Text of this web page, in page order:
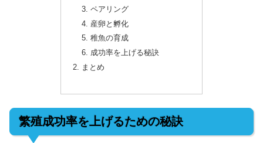
ペアリング
産卵と孵化
稚魚の育成
成功率を上げる秘訣
まとめ
繁殖成功率を上げるための秘訣